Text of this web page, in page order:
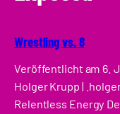
Wrestling vs. 8
Veröffentlicht am 6.
Holger Krupp |
Relentless Energy